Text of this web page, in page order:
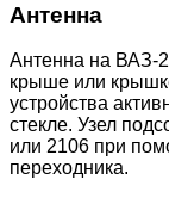
Антенна
Антенна на ВАЗ-
крыше или
устройства
стекле. Узел
или 2106 при
переходника.